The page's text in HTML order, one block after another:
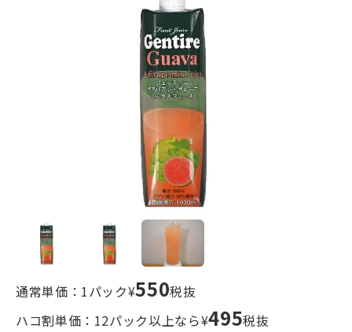
通常単価：1パック¥550税抜
ハコ割単価：12パック以上なら¥495税抜